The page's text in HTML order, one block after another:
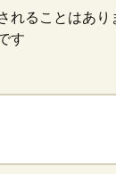
れることはあり
す